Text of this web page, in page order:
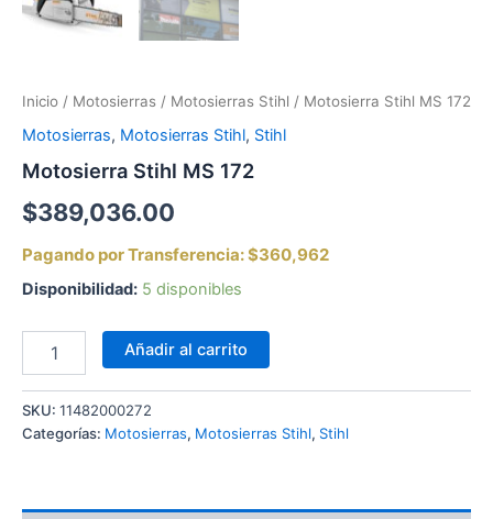
Inicio / Motosierras / Motosierras Stihl / Motosierra Stihl MS 172
Motosierras, Motosierras Stihl, Stihl
Motosierra Stihl MS 172
$389,036.00
Pagando por Transferencia:$360,962
Disponibilidad: 5 disponibles
Añadir al carrito
SKU: 11482000272
Categorías: Motosierras, Motosierras Stihl, Stihl